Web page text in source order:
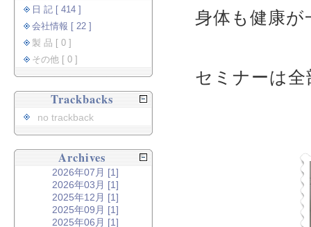
身体も健康
セミナーは
日 記 [ 414 ]
会社情報 [ 22 ]
製 品 [ 0 ]
その他 [ 0 ]
Trackbacks
no trackback
Archives
2026年07月 [1]
2026年03月 [1]
2025年12月 [1]
2025年09月 [1]
2025年06月 [1]